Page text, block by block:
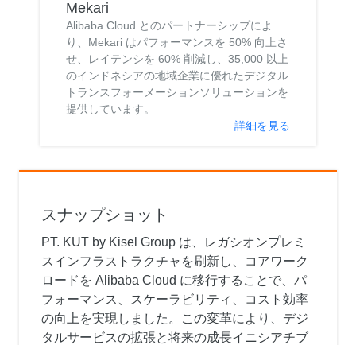
Mekari
Alibaba Cloud とのパートナーシップによ
り、Mekari はパフォーマンスを 50% 向上さ
せ、レイテンシを 60% 削減し、35,000 以上
のインドネシアの地域企業に優れたデジタル
トランスフォーメーションソリューションを
提供しています。
詳細を見る
スナップショット
PT. KUT by Kisel Group は、レガシオンプレミ
スインフラストラクチャを刷新し、コアワーク
ロードを Alibaba Cloud に移行することで、パ
フォーマンス、スケーラビリティ、コスト効率
の向上を実現しました。この変革により、デジ
タルサービスの拡張と将来の成長イニシアチブ